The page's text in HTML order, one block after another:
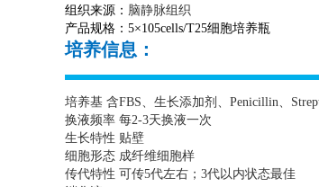
组织来源： 脑静脉组织
产品规格： 5×105cells/T25细胞培养瓶
培养信息：
培养基 含FBS、生长添加剂、 Penicillin、
换液频率 每2-3天换液一次
生长特性 贴壁
细胞形态 成纤维细胞样
传代特性 可传5代左右； 3代以内状态最佳